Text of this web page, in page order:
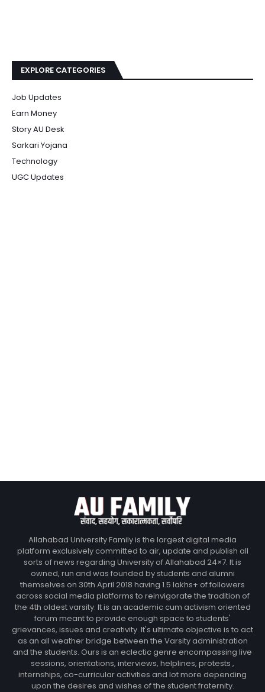
EXPLORE CATEGORIES
Job Updates
Earn Money
Story AU Desk
Sarkari Yojana
Technology
UGC Updates
Allahabad University Family is the largest digital media
platform exclusively committed to air, update and publish all
sorts of news regarding University of Allahabad 24×7. It is
owned, run and was founded by students and alumni
themselves on 30th April 2018 having 1.5 lakhs+ of followers
across social media platforms to reinvigorate the tradition of
the 4th oldest varsity. It is an academic cum activism oriented
forum meant to provide enough space to students'
grievances, issues and creativity. It's ultimate objective is to act
as an all weather bridge between the Varsity administration
and the students. Ours is an eclectic genre encompassing live
sessions, orientations, interviews, helplines, protests ,
internships, co-curricular activities and lot more depending
upon the desires and wishes of the student fraternity.